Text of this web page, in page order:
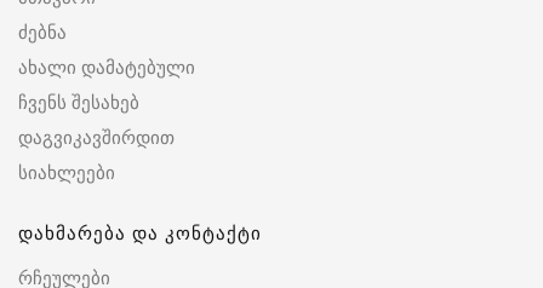
ძებნა
ახალი დამატებული
ჩვენს შესახებ
დაგვიკავშირდით
სიახლეები
დახმარება და კონტაქტი
რჩეულები